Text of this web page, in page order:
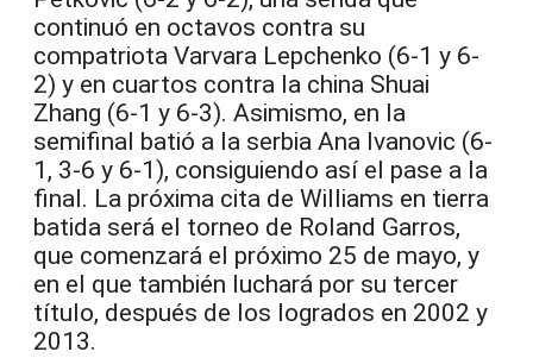
continuó en octavos contra su
compatriota Varvara Lepchenko (6-1 y 6-
2) y en cuartos contra la china Shuai
Zhang (6-1 y 6-3). Asimismo, en la
semifinal batió a la serbia Ana Ivanovic (6-
1, 3-6 y 6-1), consiguiendo así el pase a la
final. La próxima cita de Williams en tierra
batida será el torneo de Roland Garros,
que comenzará el próximo 25 de mayo, y
en el que también luchará por su tercer
título, después de los logrados en 2002 y
2013.